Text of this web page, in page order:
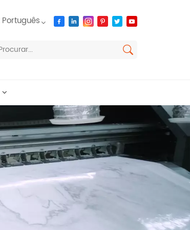
Português
русский
español
العربية
português